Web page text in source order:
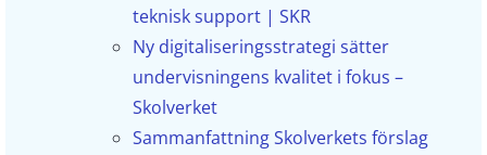
teknisk support | SKR
Ny digitaliseringsstrategi sätter
undervisningens kvalitet i fokus –
Skolverket
Sammanfattning Skolverkets förslag